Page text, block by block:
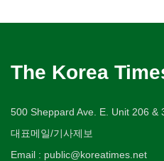
The Korea
500 Sheppard Ave. E. Unit 206 &
대표메일/기사제보
Email : public@koreatimes.net